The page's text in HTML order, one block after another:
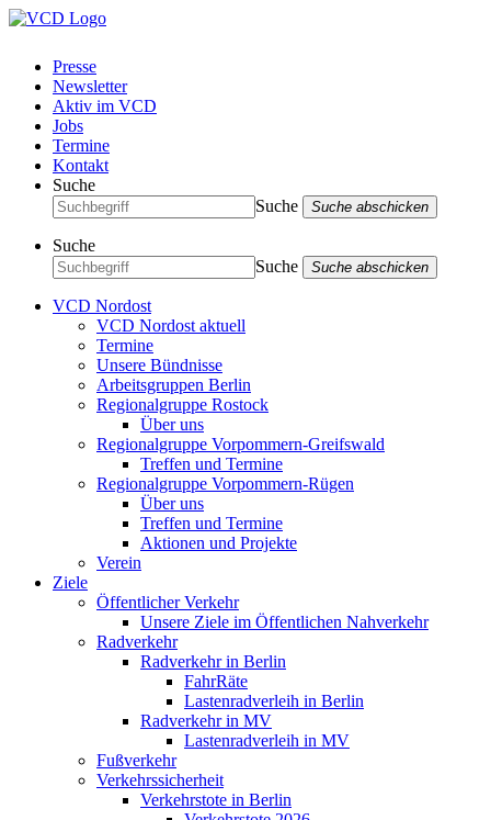
Presse
Newsletter
Aktiv im VCD
Jobs
Termine
Kontakt
Suche
Suche
Suche abschicken
Suche
Suche
Suche abschicken
VCD Nordost
VCD Nordost aktuell
Termine
Unsere Bündnisse
Arbeitsgruppen Berlin
Regionalgruppe Rostock
Über uns
Regionalgruppe Vorpommern-Greifswald
Treffen und Termine
Regionalgruppe Vorpommern-Rügen
Über uns
Treffen und Termine
Aktionen und Projekte
Verein
Ziele
Öffentlicher Verkehr
Unsere Ziele im Öffentlichen Nahverkehr
Radverkehr
Radverkehr in Berlin
FahrRäte
Lastenradverleih in Berlin
Radverkehr in MV
Lastenradverleih in MV
Fußverkehr
Verkehrssicherheit
Verkehrstote in Berlin